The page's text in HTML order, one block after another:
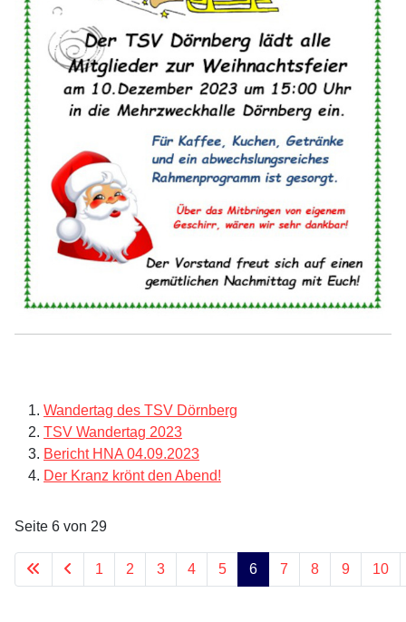
Wandertag des TSV Dörnberg
TSV Wandertag 2023
Bericht HNA 04.09.2023
Der Kranz krönt den Abend!
Seite 6 von 29
1 2 3 4 5 6 7 8 9 10